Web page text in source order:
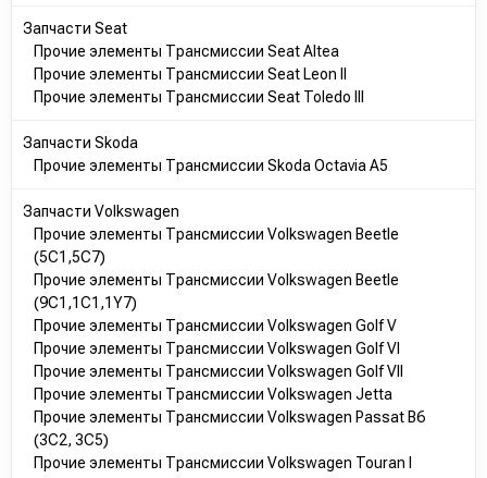
Запчасти Seat
Прочие элементы Трансмиссии Seat Altea
Прочие элементы Трансмиссии Seat Leon II
Прочие элементы Трансмиссии Seat Toledo III
Запчасти Skoda
Прочие элементы Трансмиссии Skoda Octavia A5
Запчасти Volkswagen
Прочие элементы Трансмиссии Volkswagen Beetle
(5C1,5C7)
Прочие элементы Трансмиссии Volkswagen Beetle
(9C1,1C1,1Y7)
Прочие элементы Трансмиссии Volkswagen Golf V
Прочие элементы Трансмиссии Volkswagen Golf VI
Прочие элементы Трансмиссии Volkswagen Golf VII
Прочие элементы Трансмиссии Volkswagen Jetta
Прочие элементы Трансмиссии Volkswagen Passat B6
(3C2, 3C5)
Прочие элементы Трансмиссии Volkswagen Touran I